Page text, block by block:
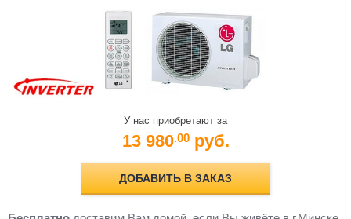
У нас приобретают за
13 980.00 руб.
ДОБАВИТЬ В ЗАКАЗ